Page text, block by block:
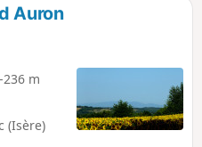
Auron
-236 m
(Isère)